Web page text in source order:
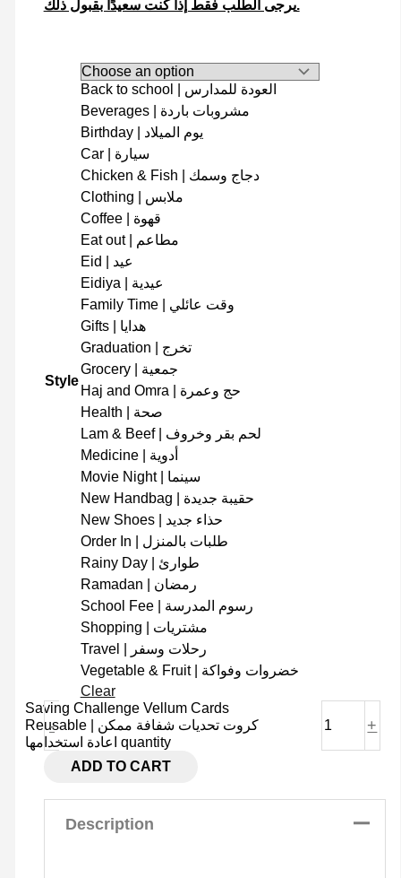
يرجى الطلب فقط إذا كنت سعيدًا بقبول ذلك.
Style
Back to school | العودة للمدارس
Beverages | مشروبات باردة
Birthday | يوم الميلاد
Car | سيارة
Chicken & Fish | دجاج وسمك
Clothing | ملابس
Coffee | قهوة
Eat out | مطاعم
Eid | عيد
Eidiya | عيدية
Family Time | وقت عائلي
Gifts | هدايا
Graduation | تخرج
Grocery | جمعية
Haj and Omra | حج وعمرة
Health | صحة
Lam & Beef | لحم بقر وخروف
Medicine | أدوية
Movie Night | سينما
New Handbag | حقيبة جديدة
New Shoes | حذاء جديد
Order In | طلبات بالمنزل
Rainy Day | طوارئ
Ramadan | رمضان
School Fee | رسوم المدرسة
Shopping | مشتريات
Travel | رحلات وسفر
Vegetable & Fruit | خضروات وفواكة
Clear
-
Saving Challenge Vellum Cards
Reusable | كروت تحديات شفافة ممكن
اعادة استخدامها quantity
+
ADD TO CART
Description